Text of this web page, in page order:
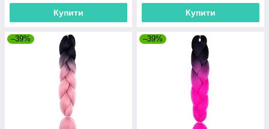
Купити Купити
–39% –39%